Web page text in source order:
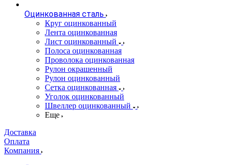
Оцинкованная сталь
Круг оцинкованный
Лента оцинкованная
Лист оцинкованный
Полоса оцинкованная
Проволока оцинкованная
Рулон окрашенный
Рулон оцинкованный
Сетка оцинкованная
Уголок оцинкованный
Швеллер оцинкованный
Еще
Доставка
Оплата
Компания